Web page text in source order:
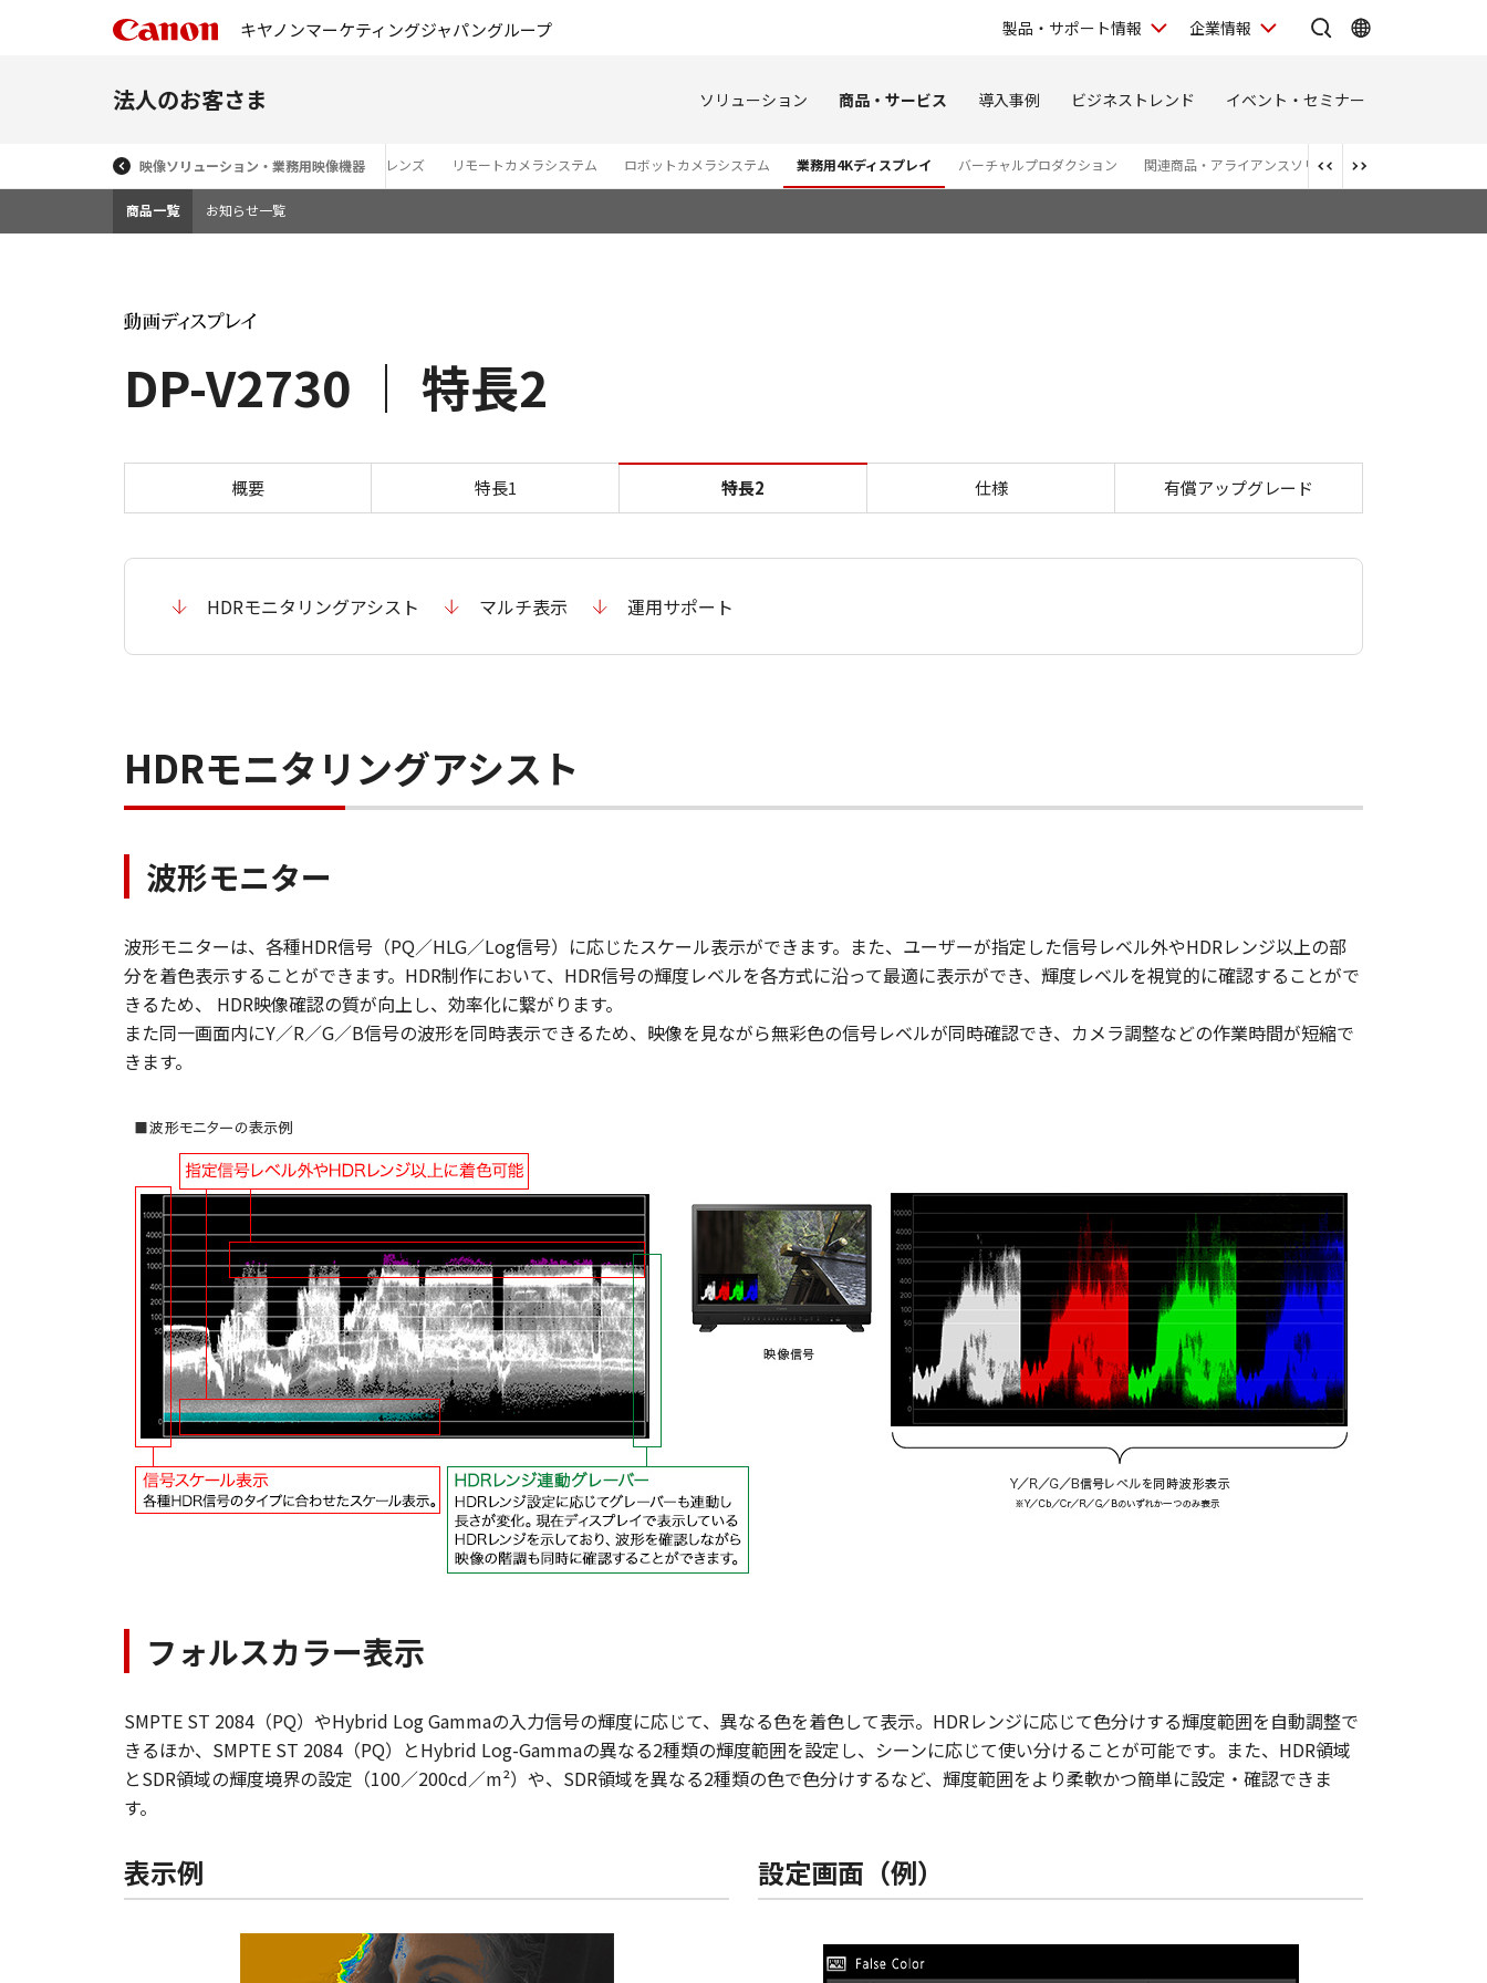
キヤノンマーケティングジャパングループ 製品・サポート情報 企業情報
法人のお客さま ソリューション 商品・サービス 導入事例 ビジネストレンド イベント・セミナー
映像ソリューション・業務用映像機器
EOS SYSTEM 業務用デジタルビデオカメラ 放送用レンズ リモートカメラシステム ロボットカメラシステム 業務用4Kディスプレイ バーチャルプロダクション 関連商品・アライアンスソリューション
商品一覧 お知らせ一覧
DP-V2730 ｜ 特長2
特長2 DP-V2730
概要 特長1 特長2 仕様 有償アップグレード
HDRモニタリングアシスト マルチ表示 運用サポート
HDRモニタリングアシスト
波形モニター
波形モニターは、各種HDR信号（PQ／HLG／Log信号）に応じたスケール表示ができます。また、ユーザーが指定した信号レベル外やHDRレンジ以上の部
分を着色表示することができます。HDR制作において、HDR信号の輝度レベルを各方式に沿って最適に表示ができ、輝度レベルを視覚的に確認することがで
きるため、 HDR映像確認の質が向上し、効率化に繋がります。
また同一画面内にY／R／G／B信号の波形を同時表示できるため、映像を見ながら無彩色の信号レベルが同時確認でき、カメラ調整などの作業時間が短縮で
きます。
フォルスカラー表示
SMPTE ST 2084（PQ）やHybrid Log Gammaの入力信号の輝度に応じて、異なる色を着色して表示。HDRレンジに応じて色分けする輝度範囲を自動調整で
きるほか、SMPTE ST 2084（PQ）とHybrid Log-Gammaの異なる2種類の輝度範囲を設定し、シーンに応じて使い分けることが可能です。また、HDR領域
とSDR領域の輝度境界の設定（100／200cd／m²）や、SDR領域を異なる2種類の色で色分けするなど、輝度範囲をより柔軟かつ簡単に設定・確認できま
す。
表示例 設定画面（例）